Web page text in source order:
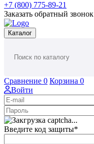
+7 (800) 775-89-21
Заказать обратный звонок
Каталог
Сравнение 0 Корзина 0
Войти
Введите код защиты*